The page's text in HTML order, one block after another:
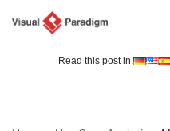
Read this post in: